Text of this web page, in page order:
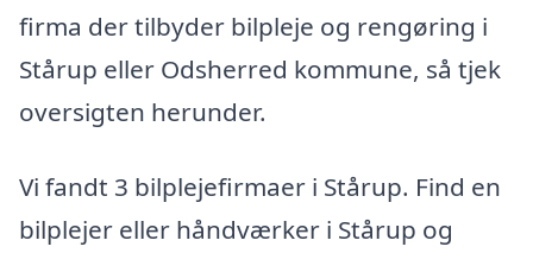
firma der tilbyder bilpleje og rengøring i
Stårup eller Odsherred kommune, så tjek
oversigten herunder.
Vi fandt 3 bilplejefirmaer i Stårup. Find en
bilplejer eller håndværker i Stårup og